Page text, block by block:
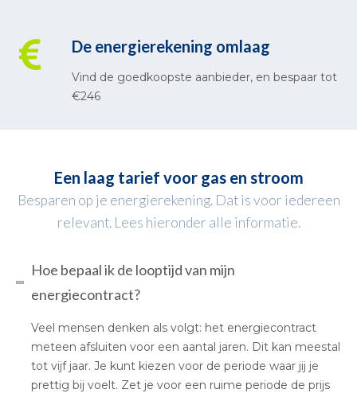
De energierekening omlaag
Vind de goedkoopste aanbieder, en bespaar tot
€246
Een laag tarief voor gas en stroom
Besparen op je energierekening. Dat is voor iedereen
relevant. Lees hieronder alle informatie.
Hoe bepaal ik de looptijd van mijn
energiecontract?
Veel mensen denken als volgt: het energiecontract
meteen afsluiten voor een aantal jaren. Dit kan meestal
tot vijf jaar. Je kunt kiezen voor de periode waar jij je
prettig bij voelt. Zet je voor een ruime periode de prijs